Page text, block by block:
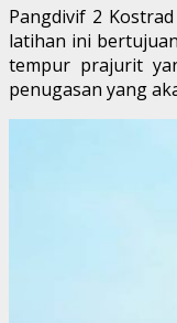
Pangdivif 2
latihan ini
tempur prajurit
penugasan yang